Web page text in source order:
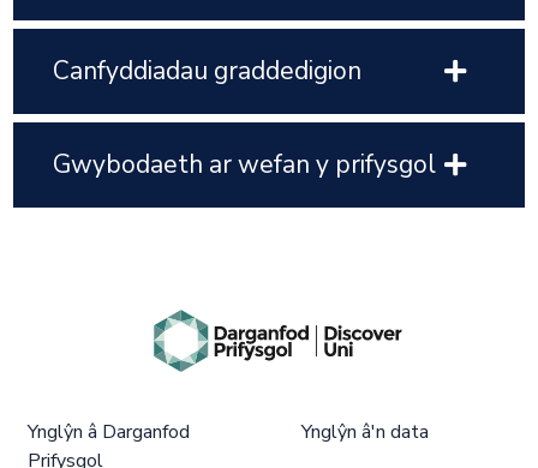
Canfyddiadau graddedigion
Gwybodaeth ar wefan y prifysgol
Ynglŷn â Darganfod
Prifysgol
Ynglŷn â'n data